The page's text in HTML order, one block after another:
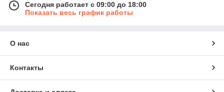
Сегодня работает с 09:00 до 18:00
Показать весь график работы
О нас
Контакты